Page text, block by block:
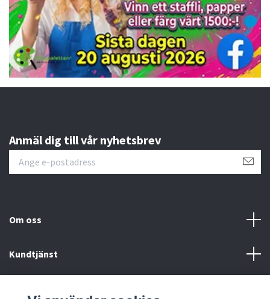
Anmäl dig till vår nyhetsbrev
Om oss
Kundtjänst